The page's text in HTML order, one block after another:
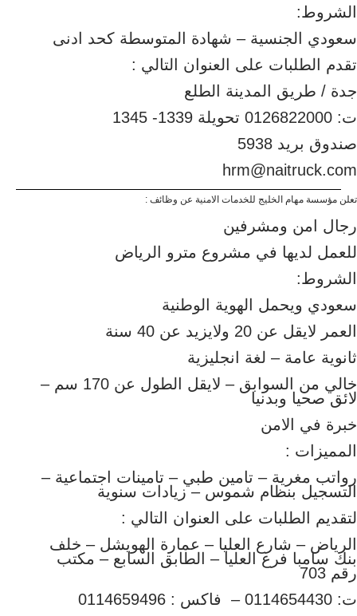
الشروط:
سعودي الجنسية – شهادة المتوسطة كحد ادنى
تقدم الطلبات على العنوان التالي :
جدة / طريق المدينة الطلع
ت: 0126822000 تحويلة 1339- 1345
صندوق بريد 5938
hrm@naitruck.com
تعلن مؤسسة مهام الخليج للخدمات الامنية عن وظائف :
رجال امن ومشرفين
للعمل لديها في مشروع مترو الرياض
الشروط:
سعودي ويحمل الهوية الوطنية
العمر لايقل عن 20 ولايزيد عن 40 سنة
ثانوية عامة – لغة انجليزية
خالي من السوابق – لايقل الطول عن 170 سم –
لائق صحيا وبدنيا
خبرة في الامن
المميزات :
رواتب مغرية – تامين طبي – تامينات اجتماعية –
التسجيل بنظام شموس – زيادات سنوية
لتقديم الطلبات على العنوان التالي :
الرياض – شارع العليا – عمارة الهويشل – خلف
بنك سامبا فرع العليا – الطابق السابع – مكتب
رقم 703
ت: 0114654430 –
فاكس : 0114659496